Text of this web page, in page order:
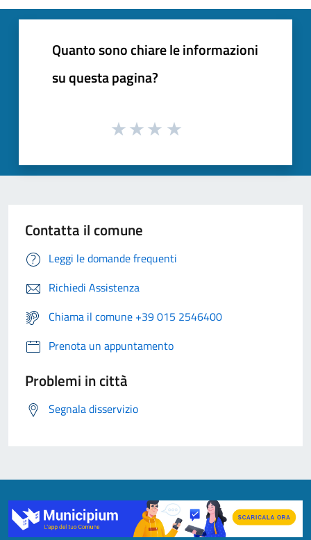
Quanto sono chiare le informazioni
su questa pagina?
Contatta il comune
Leggi le domande frequenti
Richiedi Assistenza
Chiama il comune +39 015 2546400
Prenota un appuntamento
Problemi in città
Segnala disservizio